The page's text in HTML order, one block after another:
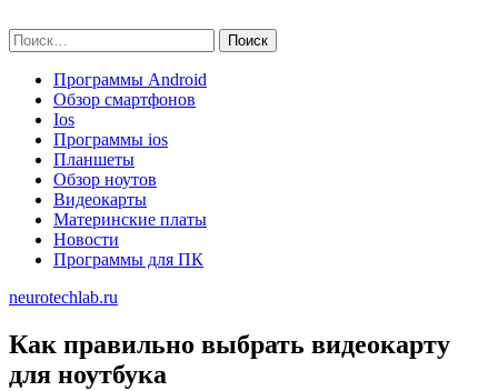
to
content
Найти:
Программы Android
Обзор смартфонов
Ios
Программы ios
Планшеты
Обзор ноутов
Видеокарты
Материнские платы
Новости
Программы для ПК
neurotechlab.ru
Как правильно выбрать видеокарту
для ноутбука